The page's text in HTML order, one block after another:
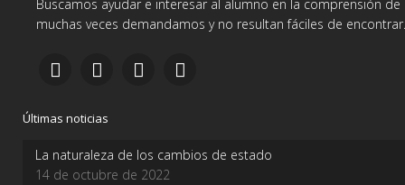
Buscamos ayudar e interesar al alumno en la comprensión
muchas veces demandamos y no resultan fáciles de encontrar.
Últimas noticias
La naturaleza de los cambios de estado
14 de octubre de 2022